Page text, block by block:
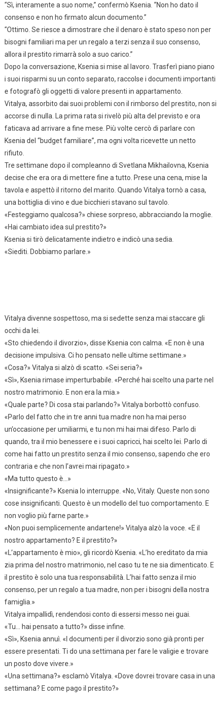
“Sì, interamente a suo nome,” confermò Ksenia. “Non ho dato il
consenso e non ho firmato alcun documento.”
“Ottimo. Se riesce a dimostrare che il denaro è stato speso non per
bisogni familiari ma per un regalo a terzi senza il suo consenso,
allora il prestito rimarrà solo a suo carico.”
Dopo la conversazione, Ksenia si mise al lavoro. Trasferì piano piano
i suoi risparmi su un conto separato, raccolse i documenti importanti
e fotografò gli oggetti di valore presenti in appartamento.
Vitalya, assorbito dai suoi problemi con il rimborso del prestito, non si
accorse di nulla. La prima rata si rivelò più alta del previsto e ora
faticava ad arrivare a fine mese. Più volte cercò di parlare con
Ksenia del “budget familiare”, ma ogni volta ricevette un netto
rifiuto.
Tre settimane dopo il compleanno di Svetlana Mikhailovna, Ksenia
decise che era ora di mettere fine a tutto. Prese una cena, mise la
tavola e aspettò il ritorno del marito. Quando Vitalya tornò a casa,
una bottiglia di vino e due bicchieri stavano sul tavolo.
«Festeggiamo qualcosa?» chiese sorpreso, abbracciando la moglie.
«Hai cambiato idea sul prestito?»
Ksenia si tirò delicatamente indietro e indicò una sedia.
«Siediti. Dobbiamo parlare.»
Vitalya divenne sospettoso, ma si sedette senza mai staccare gli
occhi da lei.
«Sto chiedendo il divorzio», disse Ksenia con calma. «E non è una
decisione impulsiva. Ci ho pensato nelle ultime settimane.»
«Cosa?» Vitalya si alzò di scatto. «Sei seria?»
«Sì», Ksenia rimase imperturbabile. «Perché hai scelto una parte nel
nostro matrimonio. E non era la mia.»
«Quale parte? Di cosa stai parlando?» Vitalya borbottò confuso.
«Parlo del fatto che in tre anni tua madre non ha mai perso
un’occasione per umiliarmi, e tu non mi hai mai difeso. Parlo di
quando, tra il mio benessere e i suoi capricci, hai scelto lei. Parlo di
come hai fatto un prestito senza il mio consenso, sapendo che ero
contraria e che non l’avrei mai ripagato.»
«Ma tutto questo è…»
«Insignificante?» Ksenia lo interruppe. «No, Vitaly. Queste non sono
cose insignificanti. Questo è un modello del tuo comportamento. E
non voglio più farne parte.»
«Non puoi semplicemente andartene!» Vitalya alzò la voce. «E il
nostro appartamento? E il prestito?»
«L’appartamento è mio», gli ricordò Ksenia. «L’ho ereditato da mia
zia prima del nostro matrimonio, nel caso tu te ne sia dimenticato. E
il prestito è solo una tua responsabilità. L’hai fatto senza il mio
consenso, per un regalo a tua madre, non per i bisogni della nostra
famiglia.»
Vitalya impallidì, rendendosi conto di essersi messo nei guai.
«Tu… hai pensato a tutto?» disse infine.
«Sì», Ksenia annuì. «I documenti per il divorzio sono già pronti per
essere presentati. Ti do una settimana per fare le valigie e trovare
un posto dove vivere.»
«Una settimana?» esclamò Vitalya. «Dove dovrei trovare casa in una
settimana? E come pago il prestito?»